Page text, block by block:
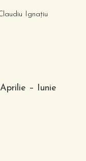
Ignațiu
– Iunie